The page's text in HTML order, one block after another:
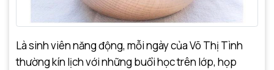
Là sinh viên năng động, mỗi ngày của Võ Thị Tình
thường kín lịch với những buổi học trên lớp, họp